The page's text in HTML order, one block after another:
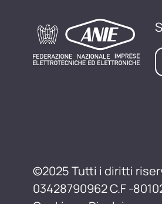
©2025 Tutti i diritti
03428790962 C.F -